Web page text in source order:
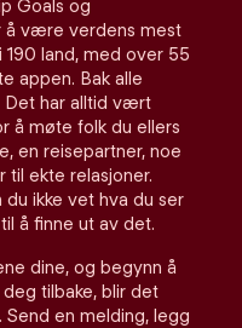
Goals og
å være verdens mest
land, med over 55
appen. Bak alle
Det har alltid vært
å møte folk du ellers
en reisepartner, noe
til ekte relasjoner.
ikke vet hva du ser
å finne ut av det.
dine, og begynn å
tilbake, blir det
en melding, legg